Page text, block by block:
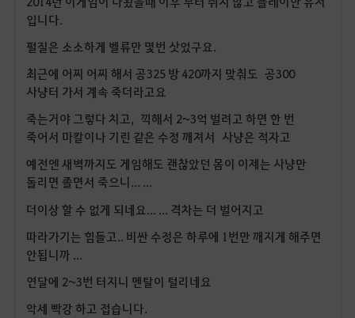
입니다.
펄질은 소소하게 벨류만 몇번 삿었구요.
최근에 어찌 어찌 해서 공325 방 420까지 맞춰도 공300
사냥터 가서 계속 죽더라고요
죽는거야 그렇다 치고, 끽해서 2~3억 벌려고 하면 한 번
죽어서 마칼이나 기린 같은 수정 깨져서 사냥은 적자고
예전엔 새벽까지도 게임해도 괜찮았던 몸이 이제는 사냥만
돌리면 졸면서 죽으니... ...
더이상 할 수 없게 되네요... ... 격차는 더 벌어지고
따라가기는 힘들고.. 비싼 수정은 하루에 1번만 깨지게 해주면
안됩니까 ...
연달에 2~3번 터지니 멘탈이 털리네요
악세 빡강 하고 접습니다.